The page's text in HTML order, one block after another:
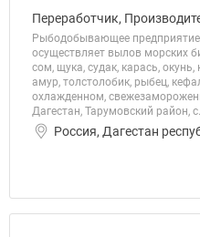
Переработчик,
Рыбодобывающее
осуществляет вылов морских
сом, щука, судак, карась,
амур, толстолобик, рыбец,
охлажденном,
Дагестан, Тарумовский район,
Россия, Дагестан